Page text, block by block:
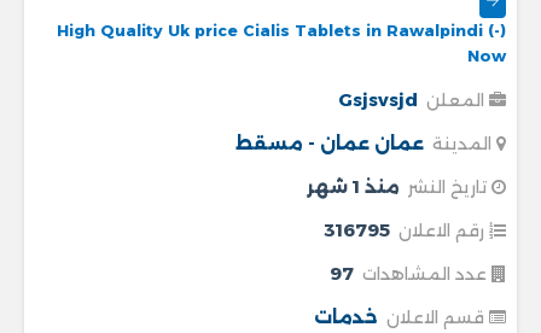
High Quality Uk price Cialis Tablets in Rawalpindi (-)
Now
المعلن Gsjsvsjd
المدينة عمان عمان - مسقط
تاريخ النشر منذ 1 شهر
رقم الاعلان 316795
عدد المشاهدات 97
قسم الاعلان خدمات